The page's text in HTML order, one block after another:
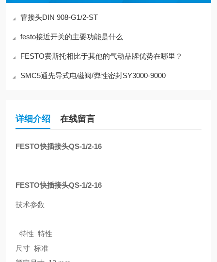
管接头DIN 908-G1/2-ST
festo接近开关的主要功能是什么
FESTO费斯托相比于其他的气动品牌优势在哪里？
SMC5通先导式电磁阀/弹性密封SY3000-9000
详细介绍 在线留言
FESTO快插接头QS-1/2-16
FESTO快插接头QS-1/2-16
技术参数
特性 特性
尺寸 标准